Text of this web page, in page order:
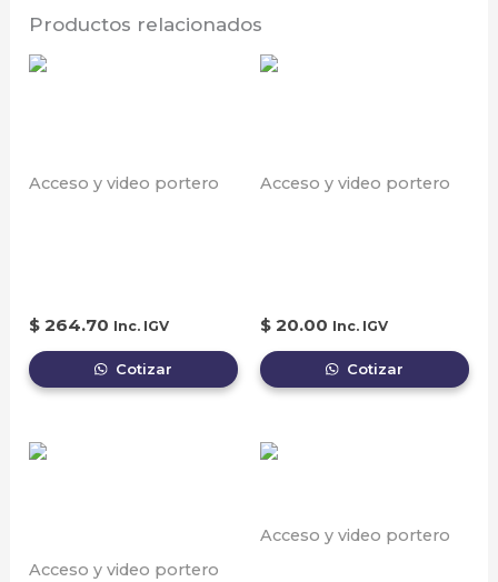
Productos relacionados
Acceso y video portero
$ 264.70 Inc. IGV
Cotizar
Acceso y video portero
$ 20.00 Inc. IGV
Cotizar
Acceso y video portero
Acceso y video portero